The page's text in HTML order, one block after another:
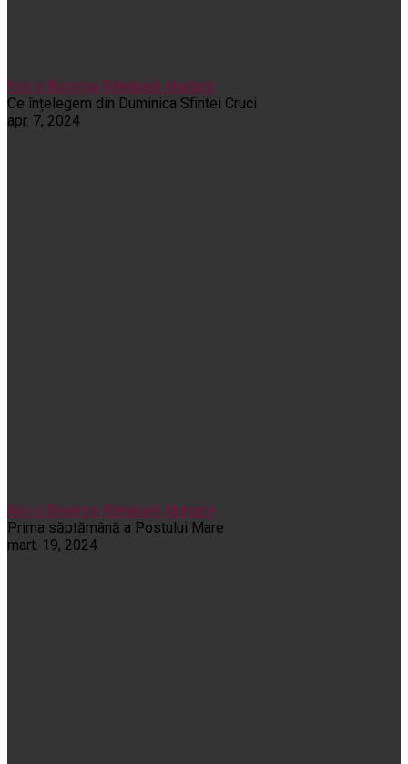
Noi și Biserica Rânduieli liturgice
Ce înțelegem din Duminica Sfintei Cruci
apr. 7, 2024
Noi și Biserica Rânduieli liturgice
Prima săptămână a Postului Mare
mart. 19, 2024